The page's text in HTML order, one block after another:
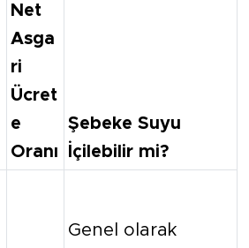
Net
Asga
ri
Ücret
e
Oranı
Şebeke Suyu
İçilebilir mi?
Genel olarak